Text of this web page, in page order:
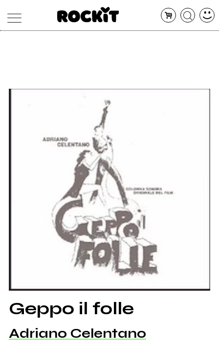
ARTISTI
CONCERTI
Geppo il folle
Adriano Celentano